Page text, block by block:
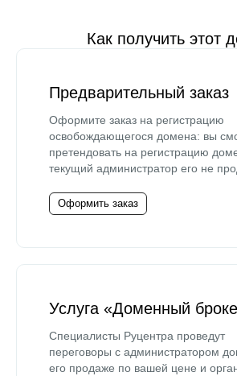
Как получить этот
Предварительный заказ
Оформите заказ на регистрацию
освобождающегося домена: вы
претендовать на регистрацию
текущий администратор его не
Оформить заказ
Услуга «Доменный
Специалисты Руцентра проведут
переговоры с администратором
его продаже по вашей цене и